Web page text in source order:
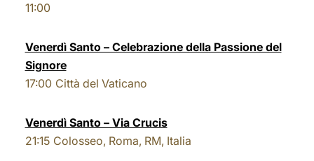
11:00
Venerdì Santo – Celebrazione della Passione del
Signore
17:00 Città del Vaticano
Venerdì Santo – Via Crucis
21:15 Colosseo, Roma, RM, Italia